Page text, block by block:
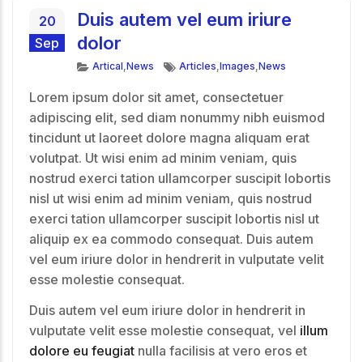
20
Sep
Duis autem vel eum iriure
dolor
Categorías
Artical,News Etiquetas
Articles,Images,News
Lorem ipsum dolor sit amet, consectetuer
adipiscing elit, sed diam nonummy nibh euismod
tincidunt ut laoreet dolore magna aliquam erat
volutpat. Ut wisi enim ad minim veniam, quis
nostrud exerci tation ullamcorper suscipit lobortis
nisl ut wisi enim ad minim veniam, quis nostrud
exerci tation ullamcorper suscipit lobortis nisl ut
aliquip ex ea commodo consequat. Duis autem
vel eum iriure dolor in hendrerit in vulputate velit
esse molestie consequat.
Duis autem vel eum iriure dolor in hendrerit in
vulputate velit esse molestie consequat, vel illum
dolore eu feugiat nulla facilisis at vero eros et